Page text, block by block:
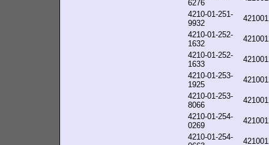
6276
4210-01-251-
9932
4210-01-252-
1632
4210-01-252-
1633
4210-01-253-
1925
4210-01-253-
8066
4210-01-254-
0269
4210-01-254-